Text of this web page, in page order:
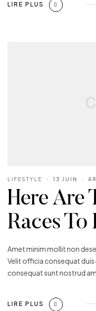
LIRE PLUS
LIFESTYLE 13 JUIN
Here Are
Races To
Amet minim mollit non
Velit officia consequat
consequat sunt nostrud
LIRE PLUS